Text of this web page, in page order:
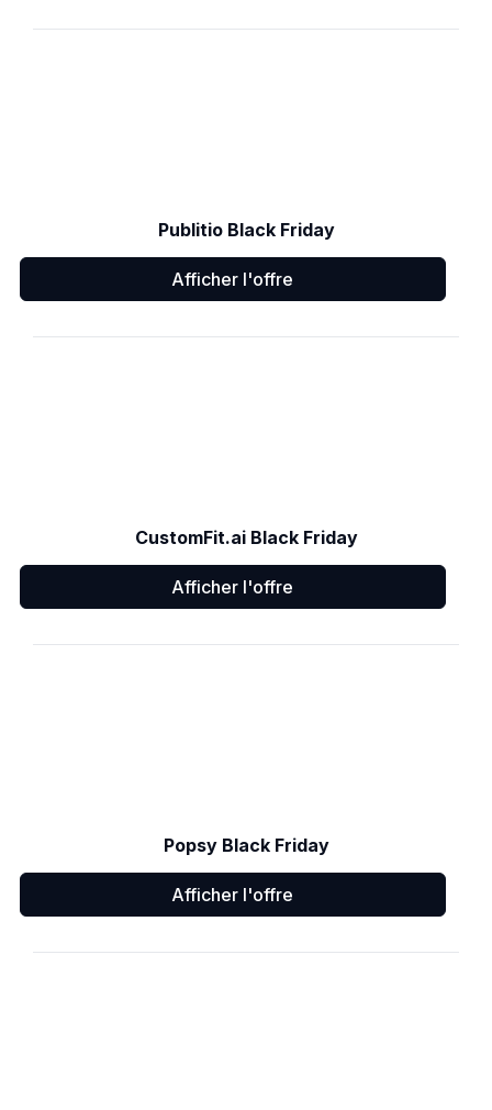
Publitio Black Friday
Afficher l'offre
CustomFit.ai Black Friday
Afficher l'offre
Popsy Black Friday
Afficher l'offre